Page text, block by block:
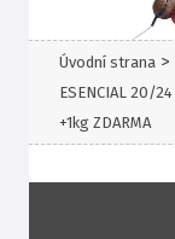
Úvodní strana >
ESENCIAL 20/24
+1kg ZDARMA